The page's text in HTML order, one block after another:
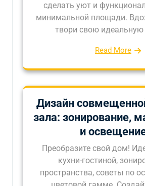
сделать уют и
минимальной площади.
твори свою
Read More
Дизайн
зала: зонирование,
и
Преобразите свой дом!
кухни-гостиной,
пространства, советы по